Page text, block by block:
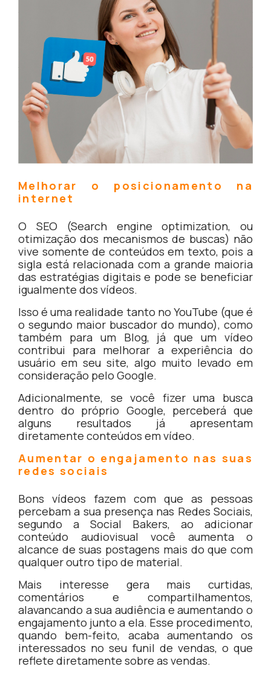
Melhorar o posicionamento na
internet
O SEO (Search engine optimization, ou
otimização dos mecanismos de buscas) não
vive somente de conteúdos em texto, pois a
sigla está relacionada com a grande maioria
das estratégias digitais e pode se beneficiar
igualmente dos vídeos.
Isso é uma realidade tanto no YouTube (que é
o segundo maior buscador do mundo), como
também para um Blog, já que um vídeo
contribui para melhorar a experiência do
usuário em seu site, algo muito levado em
consideração pelo Google.
Adicionalmente, se você fizer uma busca
dentro do próprio Google, perceberá que
alguns resultados já apresentam
diretamente conteúdos em vídeo.
Aumentar o engajamento nas suas
redes sociais
Bons vídeos fazem com que as pessoas
percebam a sua presença nas Redes Sociais,
segundo a Social Bakers, ao adicionar
conteúdo audiovisual você aumenta o
alcance de suas postagens mais do que com
qualquer outro tipo de material.
Mais interesse gera mais curtidas,
comentários e compartilhamentos,
alavancando a sua audiência e aumentando o
engajamento junto a ela. Esse procedimento,
quando bem-feito, acaba aumentando os
interessados no seu funil de vendas, o que
reflete diretamente sobre as vendas.